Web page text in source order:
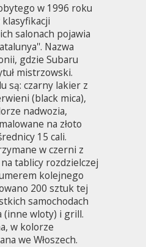
w 1996 roku
salonach pojawia
Nazwa
gdzie Subaru
mistrzowski.
są: czarny lakier z
(black mica),
nadwozia,
na złoto
15 cali.
w czerni z
tablicy rozdzielczej
kolejnego
200 sztuk tej
samochodach
(inne wloty) i grill.
w kolorze
we Włoszech.